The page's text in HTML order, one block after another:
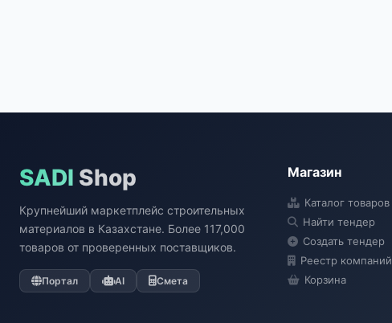
SADI Shop
Крупнейший маркетплейс строительных
материалов в Казахстане. Более 117,000
товаров от проверенных поставщиков.
Портал AI Смета
Магазин
Каталог товаров
Найти тендер
Создать тендер
Реестр компаний
Корзина